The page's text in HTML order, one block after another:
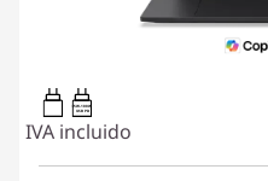
65W-100W
USB PD
IVA incluido